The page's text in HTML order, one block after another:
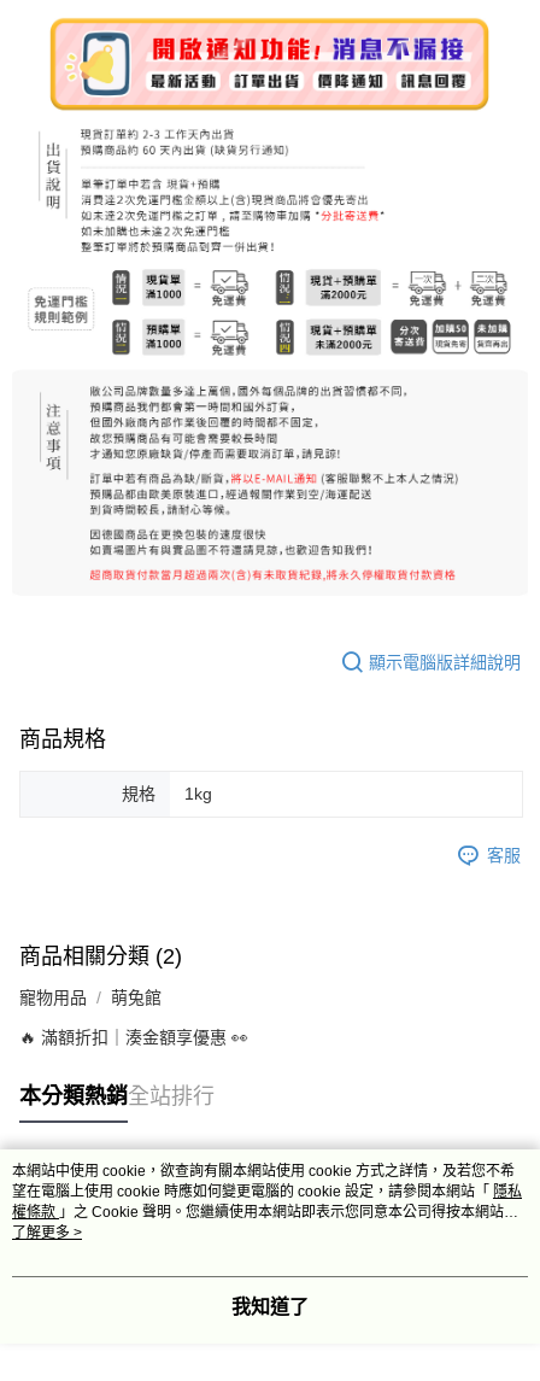
全家取貨付款
每筆NT$80，滿NT$999(含以上)免運費
每筆NT$80，滿NT$999(含以上)免運費
7-11取貨付款
每筆NT$80，滿NT$999(含以上)免運費
7-11純取貨 (先付款
每筆NT$80，滿NT$999(含以上)免運費
每筆NT$100，滿NT$999(含以上)免運費
離島宅配（澎湖、金門、馬祖、小琉球）
每筆NT$250，滿NT$3,000(含以上)免運費
付款後門市自取
顯示電腦版詳細說明
商品規格
規格 1kg
客服
商品相關分類 (2)
寵物用品 萌兔館
🔥 滿額折扣｜湊金額享優惠 👀
本分類熱銷全站排行
熱門標籤
本網站中使用 cookie，欲查詢有關本網站使用 cookie 方式之詳情，及若您不希
望在電腦上使用 cookie 時應如何變更電腦的 cookie 設定，請參閱本網站「 隱私
權條款 」之 Cookie 聲明。您繼續使用本網站即表示您同意本公司得按本網站使
用條款之 Cookie 聲明使用 cookie。
了解更多 >
我知道了